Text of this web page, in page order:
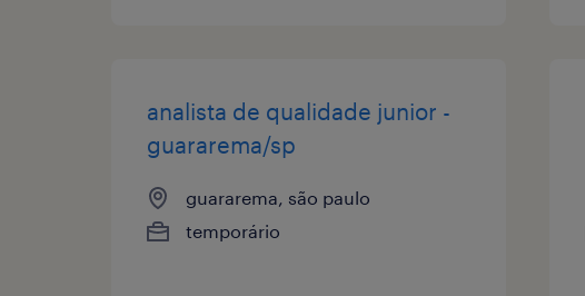
analista de qualidade junior -
guararema/sp
guararema, são paulo
temporário